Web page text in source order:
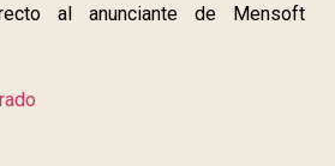
al anunciante de Mensoft